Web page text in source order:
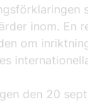
inom. En
om
den 20